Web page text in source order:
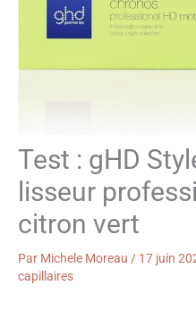
Test : gHD
lisseur
citron vert
Par Michele Moreau / 17 juin
capillaires